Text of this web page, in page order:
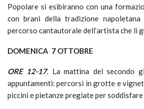
Popolare si esibiranno con una
con brani della tradizione
percorso cantautorale dell’artista che li
DOMENICA 7 OTTOBRE
ORE 12-17. La mattina del secondo
appuntamenti: percorsi in grotte e
piccini e pietanze pregiate per